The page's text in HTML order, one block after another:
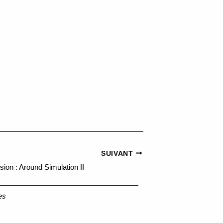
SUIVANT
: Around Simulation II